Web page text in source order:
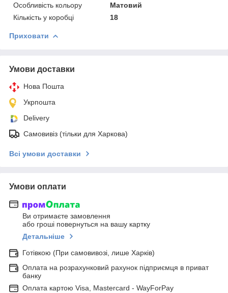
Особливість кольору
Матовий
Кількість у коробці
18
Приховати
Умови доставки
Нова Пошта
Укрпошта
Delivery
Самовивіз (тільки для Харкова)
Всі умови доставки
Умови оплати
Ви отримаєте замовлення
або гроші повернуться на вашу картку
Детальніше
Готівкою (При самовивозі, лише Харків)
Оплата на розрахунковий рахунок підприємця в приват
банку
Оплата картою Visa, Mastercard - WayForPay